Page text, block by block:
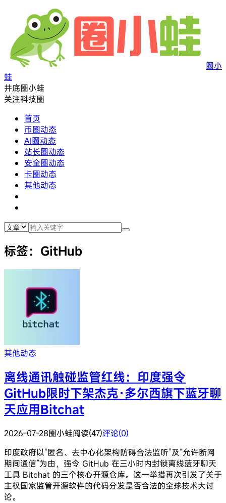
圈小
蛙
井底圈小蛙
关注科技圈
首页
币圈动态
AI圈动态
站长圈动态
安全圈动态
卡圈动态
其他动态
标签：GitHub
其他动态
离线通讯触碰监管红线：印度强令
GitHub限时下架杰克·多尔西旗下蓝牙聊
天应用Bitchat
2026-07-28圈小蛙阅读(47)评论(0)
印度政府以“匿名、去中心化架构防碍合法监听”及“允许断网
期间通信”为由，强令 GitHub 在三小时内封锁离线蓝牙聊天
工具 Bitchat 的三个核心开源仓库。这一举措再次引发了关于
主权国家监管开源软件的代码分发是否合法的全球技术大讨
论。